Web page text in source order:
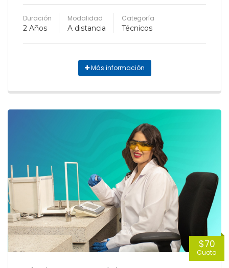
Duración
2 Años
Modalidad
A distancia
Categoría
Técnicos
Más información
$70
Cuota